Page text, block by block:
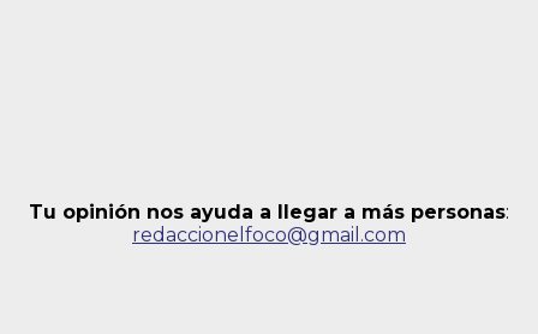
Tu opinión nos ayuda a llegar a más personas:
redaccionelfoco@gmail.com